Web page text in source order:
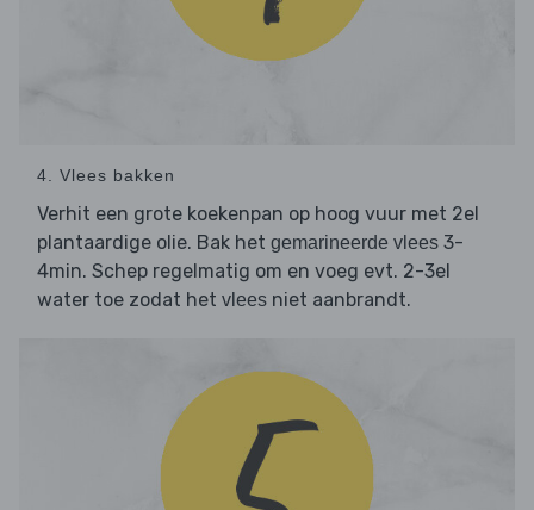
4. Vlees bakken
Verhit een grote koekenpan op hoog vuur met 2el
plantaardige olie. Bak het gemarineerde vlees 3-
4min. Schep regelmatig om en voeg evt. 2-3el
water toe zodat het vlees niet aanbrandt.